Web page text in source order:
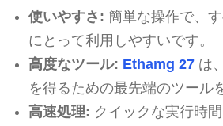
使いやすさ: 簡単な操作で、
にとって利用しやすいです。
高度なツール: Ethamg 27は
を得るための最先端のツール
高速処理: クイックな実行時